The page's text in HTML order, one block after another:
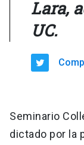
Lara,
UC.
Seminario
dictado por la